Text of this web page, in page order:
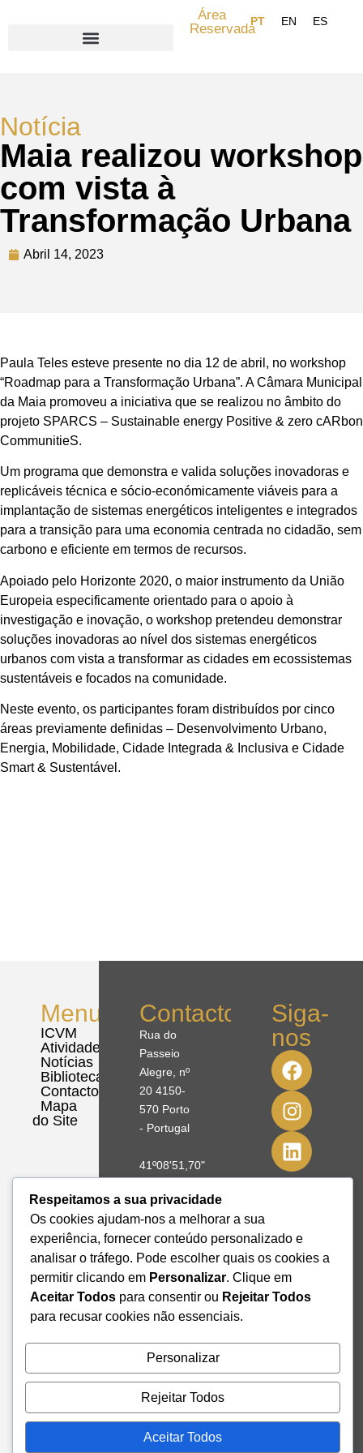
Área
Reservada
Notícia
Maia realizou workshop
com vista à
Transformação Urbana
Abril 14, 2023
Paula Teles esteve presente no dia 12 de abril, no workshop
“Roadmap para a Transformação Urbana”. A Câmara Municipal
da Maia promoveu a iniciativa que se realizou no âmbito do
projeto SPARCS – Sustainable energy Positive & zero cARbon
CommunitieS.
Um programa que demonstra e valida soluções inovadoras e
replicáveis técnica e sócio-económicamente viáveis para a
implantação de sistemas energéticos inteligentes e integrados
para a transição para uma economia centrada no cidadão, sem
carbono e eficiente em termos de recursos.
Apoiado pelo Horizonte 2020, o maior instrumento da União
Europeia especificamente orientado para o apoio à
investigação e inovação, o workshop pretendeu demonstrar
soluções inovadoras ao nível dos sistemas energéticos
urbanos com vista a transformar as cidades em ecossistemas
sustentáveis e focados na comunidade.
Neste evento, os participantes foram distribuídos por cinco
áreas previamente definidas – Desenvolvimento Urbano,
Energia, Mobilidade, Cidade Integrada & Inclusiva e Cidade
Smart & Sustentável.
Menu
ICVM
Atividades
Notícias
Biblioteca
Contactos
Mapa
do Site
Contactos
Rua do
Passeio
Alegre, nº
20 4150-
570 Porto
- Portugal
41º08'51,70"
8º39'41,76"
W
+351 228
328 115
geral@institutodemobilidade.org
Subscreva
a
Send
Siga-
nos
Respeitamos a sua privacidade
Os cookies ajudam-nos a melhorar a sua
experiência, fornecer conteúdo personalizado e
analisar o tráfego. Pode escolher quais os cookies a
permitir clicando em Personalizar. Clique em
Aceitar Todos para consentir ou Rejeitar Todos
para recusar cookies não essenciais.
Personalizar
Rejeitar Todos
Aceitar Todos